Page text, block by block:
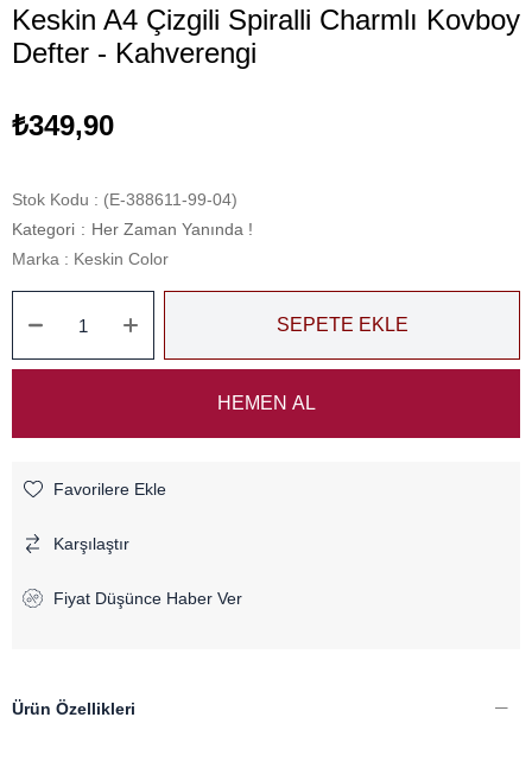
Keskin A4 Çizgili Spiralli Charmlı Kovboy
Defter - Kahverengi
₺349,90
Stok Kodu
(E-388611-99-04)
Kategori : Her Zaman Yanında !
Marka : Keskin Color
Favorilere Ekle
Karşılaştır
Fiyat Düşünce Haber Ver
Ürün Özellikleri